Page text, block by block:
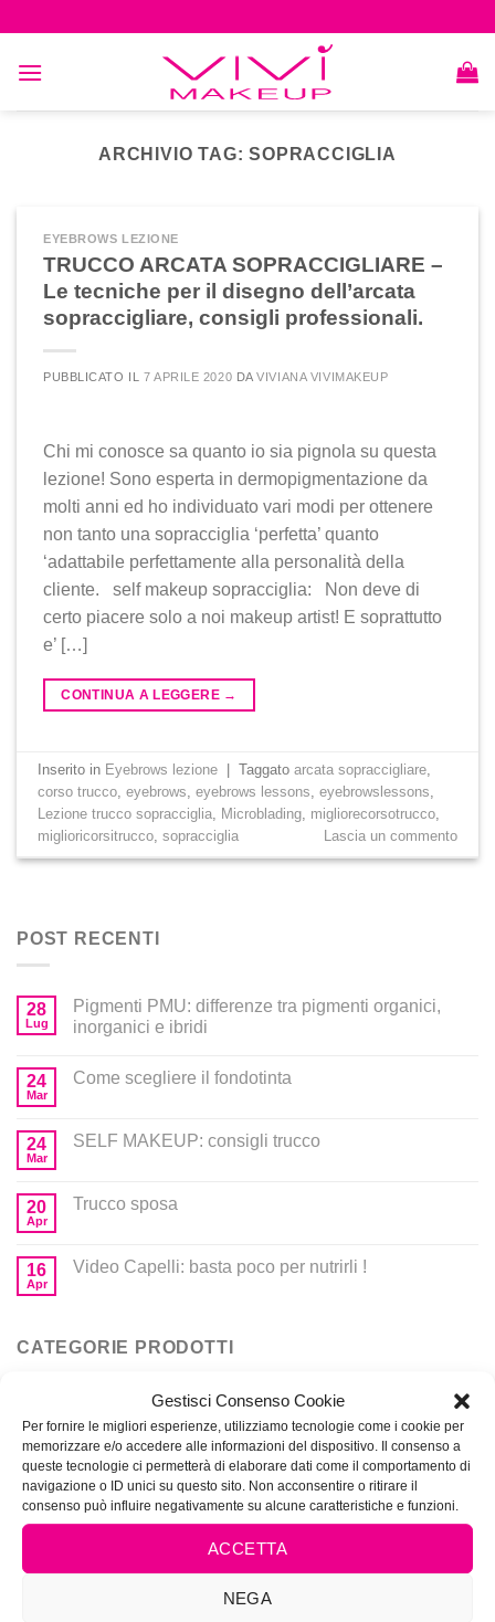
Gestisci Consenso Cookie
Per fornire le migliori esperienze, utilizziamo tecnologie come i cookie per
memorizzare e/o accedere alle informazioni del dispositivo. Il consenso a
queste tecnologie ci permetterà di elaborare dati come il comportamento di
navigazione o ID unici su questo sito. Non acconsentire o ritirare il
consenso può influire negativamente su alcune caratteristiche e funzioni.
ACCETTA
NEGA
content
ARCHIVIO TAG:SOPRACCIGLIA
EYEBROWS LEZIONE
TRUCCO ARCATA SOPRACCIGLIARE –
Le tecniche per il disegno dell’arcata
sopraccigliare, consigli professionali.
PUBBLICATO IL 7 APRILE 2020 DAVIVIANA VIVIMAKEUP
Chi mi conosce sa quanto io sia pignola su questa
lezione! Sono esperta in dermopigmentazione da
molti anni ed ho individuato vari modi per ottenere
non tanto una sopracciglia ‘perfetta’ quanto
‘adattabile perfettamente alla personalità della
cliente. self makeup sopracciglia: Non deve di
certo piacere solo a noi makeup artist! E soprattutto
e’ […]
CONTINUA A LEGGERE →
Inserito in Eyebrows lezione Taggatoarcata sopraccigliare
corso trucco ,eyebrows ,eyebrows lessons ,eyebrowslessons
Lezione trucco sopracciglia
Microblading migliorecorsotrucco
miglioricorsitrucco ,sopracciglia Lascia un commento
POST RECENTI
28
Lug
Pigmenti PMU: differenze tra pigmenti organici,
inorganici e ibridi
24
Mar
Come scegliere il fondotinta
24
Mar
SELF MAKEUP: consigli trucco
20
Apr
Trucco sposa
16
Apr
Video Capelli: basta poco per nutrirli !
CATEGORIE PRODOTTI
Prodotti per MakeUp